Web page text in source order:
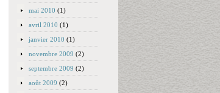
mai 2010 (1)
avril 2010 (1)
janvier 2010 (1)
novembre 2009 (2)
septembre 2009 (2)
août 2009 (2)